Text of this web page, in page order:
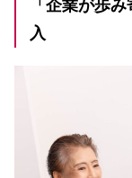
「企業が歩
入